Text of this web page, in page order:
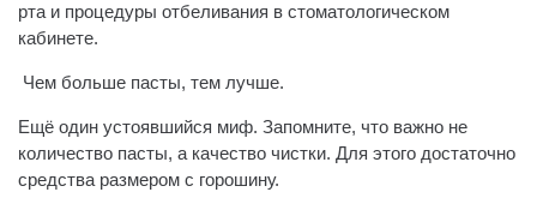
рта и процедуры отбеливания в стоматологическом
кабинете.
️ Чем больше пасты, тем лучше.
Ещё один устоявшийся миф. Запомните, что важно не
количество пасты, а качество чистки. Для этого достаточно
средства размером с горошину.